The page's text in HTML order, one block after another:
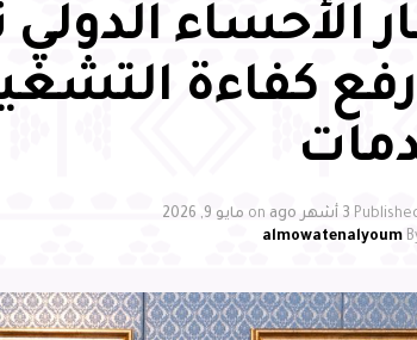
الأحساء
كفاءة
3 أشهر ago on مايو 9, 2026
almowatenalyoum